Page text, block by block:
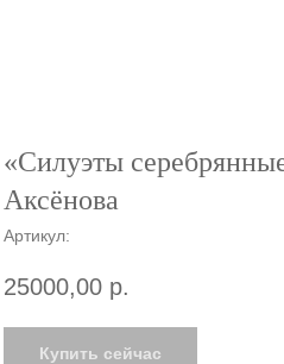
«Силуэты
Аксёнова
Артикул:
25000,00 р.
Купить сейчас